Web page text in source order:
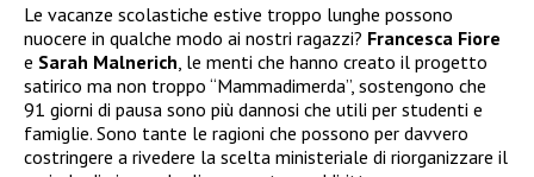
Le vacanze scolastiche estive troppo lunghe possono
nuocere in qualche modo ai nostri ragazzi? Francesca Fiore
e Sarah Malnerich , le menti che hanno creato il progetto
satirico ma non troppo “Mammadimerda”, sostengono che
91 giorni di pausa sono più dannosi che utili per studenti e
famiglie. Sono tante le ragioni che possono per davvero
costringere a rivedere la scelta ministeriale di riorganizzare il